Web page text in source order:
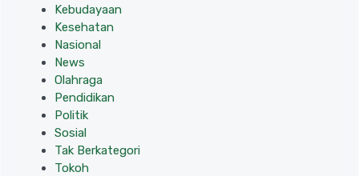
Kebudayaan
Kesehatan
Nasional
News
Olahraga
Pendidikan
Politik
Sosial
Tak Berkategori
Tokoh